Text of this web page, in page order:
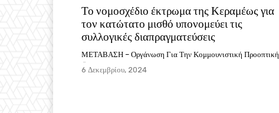
Το νομοσχέδιο έκτρωμα της Κεραμέως για
τον κατώτατο μισθό υπονομεύει τις
συλλογικές διαπραγματεύσεις
ΜΕΤΑΒΑΣΗ – Οργάνωση Για Την Κομμουνιστική Προοπτική
-
6 Δεκεμβρίου, 2024